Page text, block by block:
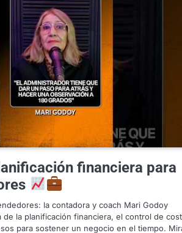
financiera para
la contadora y coach Mari Godoy
de la planificación financiera, el control de
para sostener un negocio en el tiempo.